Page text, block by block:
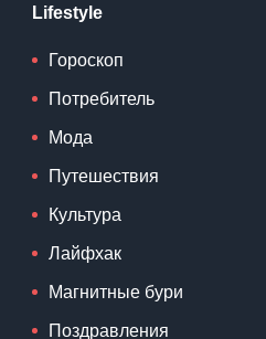
Lifestyle
Гороскоп
Потребитель
Мода
Путешествия
Культура
Лайфхак
Магнитные бури
Поздравления